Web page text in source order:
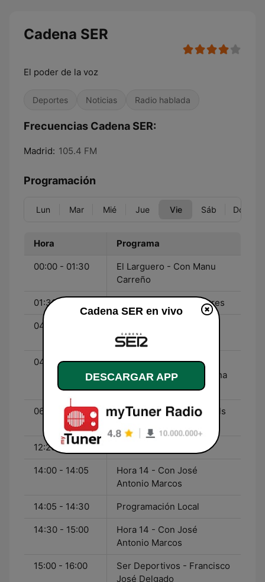
Cadena SER
El poder de la voz
Deportes Noticias Radio hablada
Frecuencias Cadena SER:
Madrid: 105.4 FM
Programación
Lun Mar Mié Jue Vie Sáb Dom
Hora Programa
00:00 - 01:30
El Larguero - Con Manu
Carreño
01:30 - 04:00 El Faro - Con Mara Torres
04:00 - 04:30
David Broncano
04:30 - 06:00
De Buenas a Primeras -
Con Aitor Albizua y Marina
Fernández
06:00 - 12:20
Hoy por Hoy - Con Àngels
12:20 - 14:00
14:00 - 14:05
Hora 14 - Con José
Antonio Marcos
14:05 - 14:30 Programación Local
14:30 - 15:00
Hora 14 - Con José
Antonio Marcos
15:00 - 16:00
Ser Deportivos - Francisco
José Delgado
Cadena SER en vivo
DESCARGAR APP